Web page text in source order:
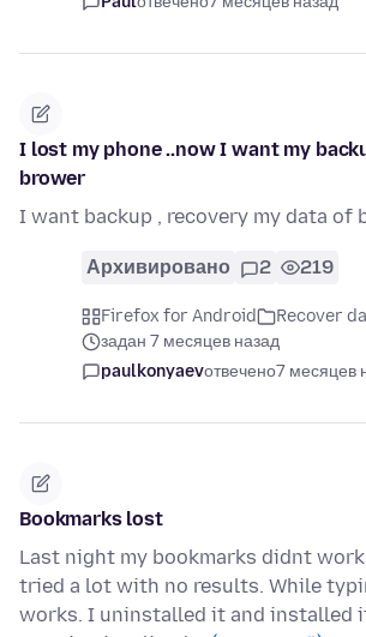
I lost my phone ..now I want my
brower
I want backup , recovery my data of
Архивировано 2 219
Firefox for Android
Recover
задан 7 месяцев назад
paulkonyaevотвечено7 месяцев
Bookmarks lost
Last night my bookmarks didnt
tried a lot with no results. While
works. I uninstalled it and installed